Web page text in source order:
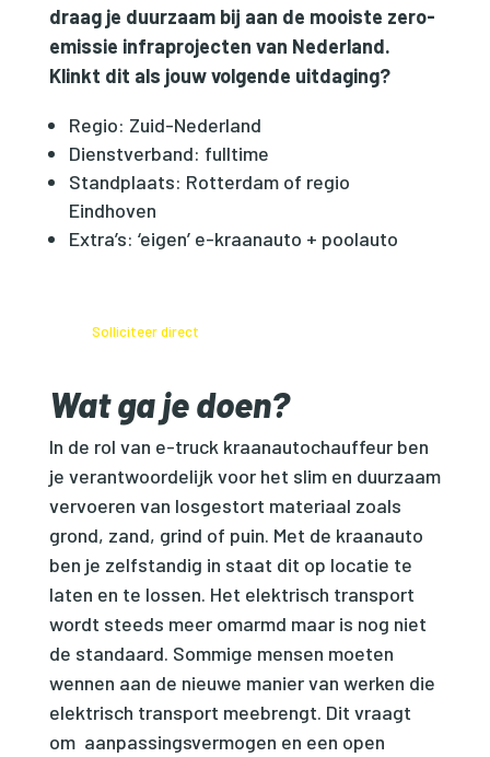
draag je duurzaam bij aan de mooiste zero-
emissie infraprojecten van Nederland.
Klinkt dit als jouw volgende uitdaging?
Regio: Zuid-Nederland
Dienstverband: fulltime
Standplaats: Rotterdam of regio
Eindhoven
Extra’s: ‘eigen’ e-kraanauto + poolauto
Solliciteer direct
Wat ga je doen?
In de rol van e-truck kraanautochauffeur ben
je verantwoordelijk voor het slim en duurzaam
vervoeren van losgestort materiaal zoals
grond, zand, grind of puin. Met de kraanauto
ben je zelfstandig in staat dit op locatie te
laten en te lossen. Het elektrisch transport
wordt steeds meer omarmd maar is nog niet
de standaard. Sommige mensen moeten
wennen aan de nieuwe manier van werken die
elektrisch transport meebrengt. Dit vraagt
om aanpassingsvermogen en een open